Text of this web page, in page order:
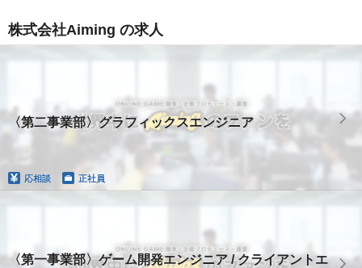
株式会社Aiming の求人
〈第二事業部〉グラフィックスエンジニア
応相談 正社員
〈第一事業部〉ゲーム開発エンジニア / クライアントエ